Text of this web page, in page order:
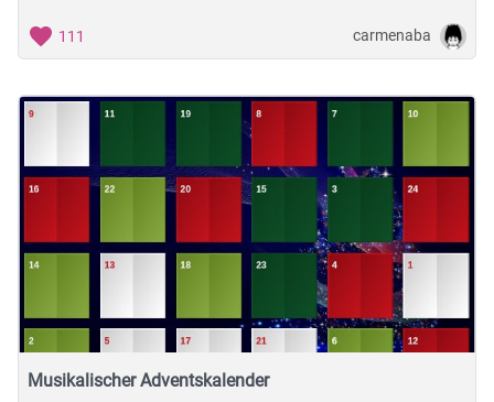
111 carmenaba
Musikalischer Adventskalender